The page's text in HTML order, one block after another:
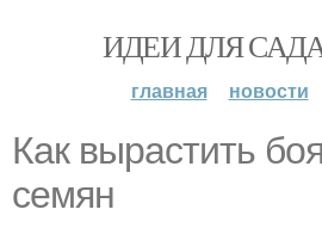
ИДЕИ ДЛЯ
главная новости
Как вырастить
семян